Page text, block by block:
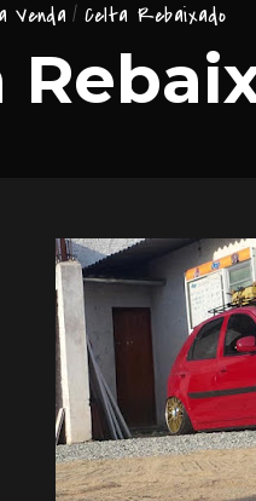
Venda Celta Rebaixado